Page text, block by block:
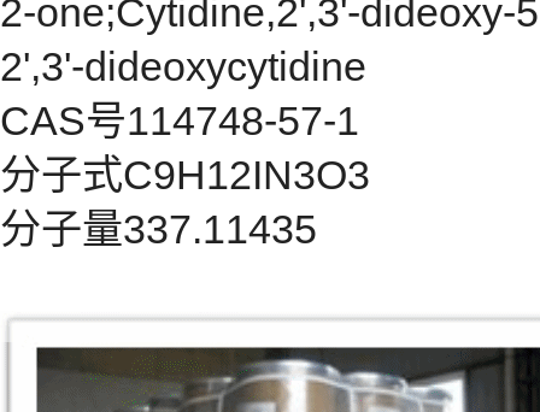
2-one;Cytidine,2',3'-dideoxy-
2',3'-dideoxycytidine
CAS号114748-57-1
分子式C9H12IN3O3
分子量337.11435